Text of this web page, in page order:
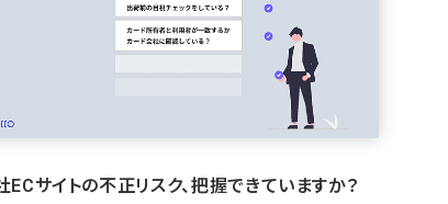
ECサイトの不正リスク、把握できていますか？